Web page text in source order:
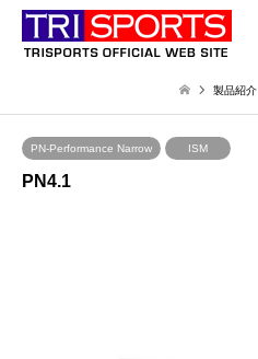
製品紹介
PN-Performance Narrow ISM
PN4.1